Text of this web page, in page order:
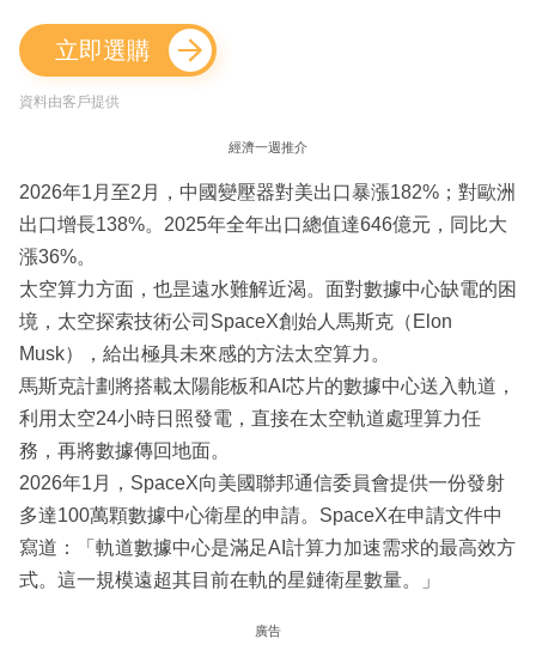
立即選購
資料由客戶提供
經濟一週推介
2026年1月至2月，中國變壓器對美出口暴漲182%；對歐洲
出口增長138%。2025年全年出口總值達646億元，同比大
漲36%。
太空算力方面，也昰遠水難解近渴。面對數據中心缺電的困
境，太空探索技術公司SpaceX創始人馬斯克（Elon
Musk），給出極具未來感的方法太空算力。
馬斯克計劃將搭載太陽能板和AI芯片的數據中心送入軌道，
利用太空24小時日照發電，直接在太空軌道處理算力任
務，再將數據傳回地面。
2026年1月，SpaceX向美國聯邦通信委員會提供一份發射
多達100萬顆數據中心衛星的申請。SpaceX在申請文件中
寫道：「軌道數據中心是滿足AI計算力加速需求的最高效方
式。這一規模遠超其目前在軌的星鏈衛星數量。」
廣告